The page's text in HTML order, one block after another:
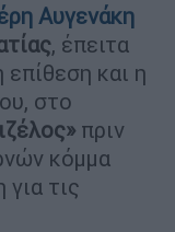
Αυγενάκη
, έπειτα
και η
στο
πριν
κόμμα
τις